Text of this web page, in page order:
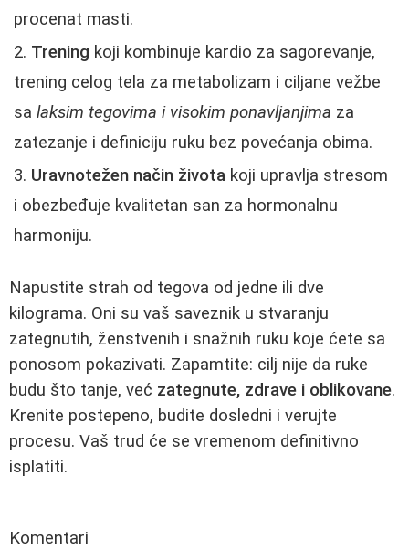
procenat masti.
Trening koji kombinuje kardio za sagorevanje,
trening celog tela za metabolizam i ciljane vežbe
sa laksim tegovima i visokim ponavljanjima za
zatezanje i definiciju ruku bez povećanja obima.
Uravnotežen način života koji upravlja stresom
i obezbeđuje kvalitetan san za hormonalnu
harmoniju.
Napustite strah od tegova od jedne ili dve
kilograma. Oni su vaš saveznik u stvaranju
zategnutih, ženstvenih i snažnih ruku koje ćete sa
ponosom pokazivati. Zapamtite: cilj nije da ruke
budu što tanje, već zategnute, zdrave i oblikovane.
Krenite postepeno, budite dosledni i verujte
procesu. Vaš trud će se vremenom definitivno
isplatiti.
Komentari